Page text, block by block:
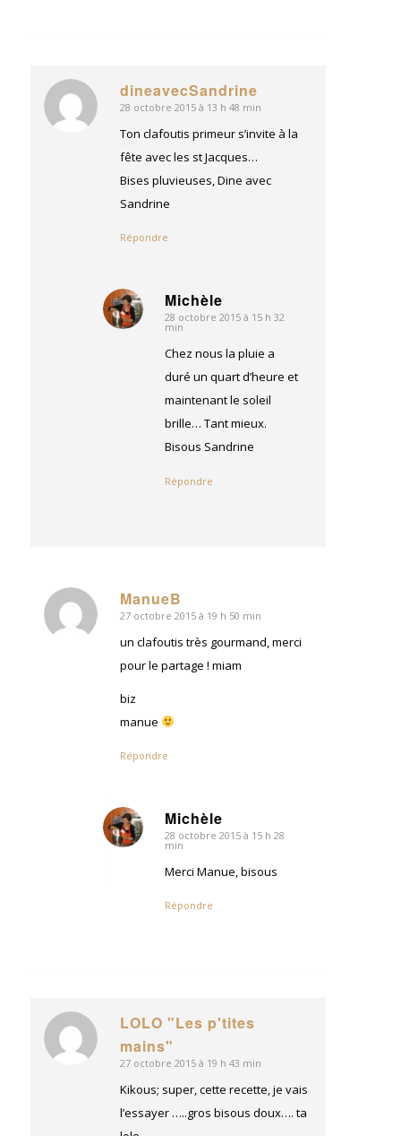
dineavecSandrine
dit
28 octobre 2015 à 13 h 48 min
Ton clafoutis primeur s’invite à la
fête avec les st Jacques…
Bises pluvieuses, Dine avec
Sandrine
Répondre
Michèle
dit
28 octobre 2015 à 15 h 32
min
Chez nous la pluie a
duré un quart d’heure et
maintenant le soleil
brille… Tant mieux.
Bisous Sandrine
Répondre
ManueB
dit
:
27 octobre 2015 à 19 h 50 min
un clafoutis très gourmand, merci
pour le partage ! miam
biz
manue
Répondre
Michèle
dit
28 octobre 2015 à 15 h 28
min
Merci Manue, bisous
Répondre
LOLO "Les p'tites
mains"
dit
:
27 octobre 2015 à 19 h 43 min
Kikous; super, cette recette, je vais
l’essayer …..gros bisous doux…. ta